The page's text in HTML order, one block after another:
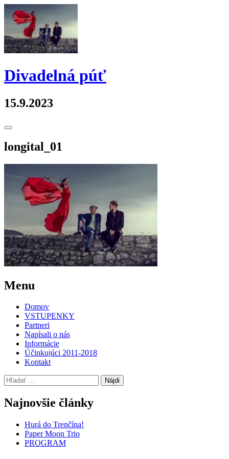
Skip
to
content
Divadelná púť
15.9.2023
Toggle
longital_01
Post
←LONGITAL
SUITA
Menu
Domov
VSTUPENKY
Partneri
Napísali o nás
Informácie
Účinkujúci 2011-2018
Kontakt
Hľadať:
Najnovšie články
Hurá do Trenčína!
Paper Moon Trio
PROGRAM